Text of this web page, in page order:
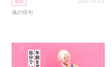
魂の俳句